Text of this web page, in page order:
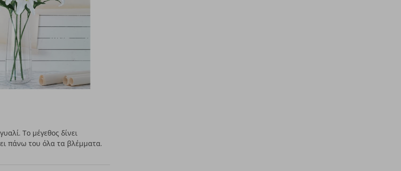
Το μέγεθος δίνει
πάνω του όλα τα βλέμματα.